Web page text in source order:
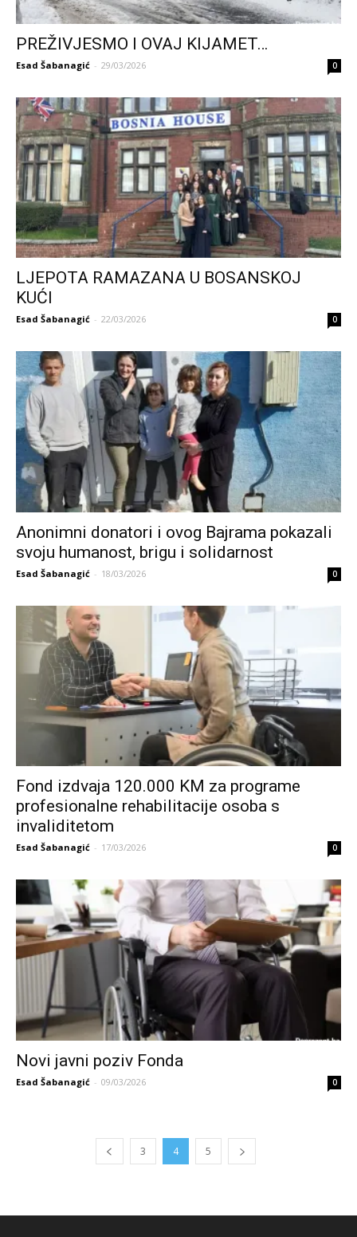
PREŽIVJESMO I OVAJ KIJAMET…
Esad Šabanagić - 29/03/2026 0
LJEPOTA RAMAZANA U BOSANSKOJ
KUĆI
Esad Šabanagić - 22/03/2026 0
Anonimni donatori i ovog Bajrama pokazali
svoju humanost, brigu i solidarnost
Esad Šabanagić - 18/03/2026 0
Fond izdvaja 120.000 KM za programe
profesionalne rehabilitacije osoba s
invaliditetom
Esad Šabanagić - 17/03/2026 0
Novi javni poziv Fonda
Esad Šabanagić - 09/03/2026 0
3 4 5